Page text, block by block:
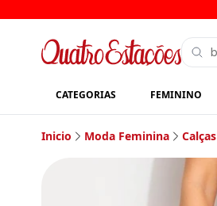
CATEGORIAS FEMININO
Inicio Moda Feminina Calças